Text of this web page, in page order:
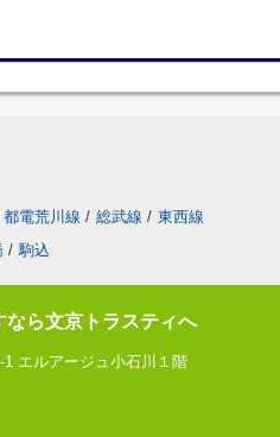
都電荒川線 / 総武線 / 東西線
/ 駒込
ら文京トラスティへ
エルアージュ小石川１階